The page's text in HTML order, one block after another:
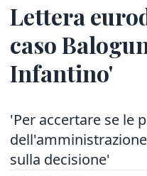
Lettera
caso
Infantino'
'Per accertare se le
sulla decisione'